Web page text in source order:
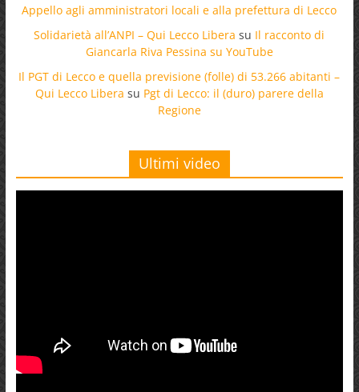
Appello agli amministratori locali e alla prefettura di Lecco
Solidarietà all’ANPI – Qui Lecco Libera su Il racconto di
Giancarla Riva Pessina su YouTube
Il PGT di Lecco e quella previsione (folle) di 53.266 abitanti –
Qui Lecco Libera su Pgt di Lecco: il (duro) parere della
Regione
Ultimi video